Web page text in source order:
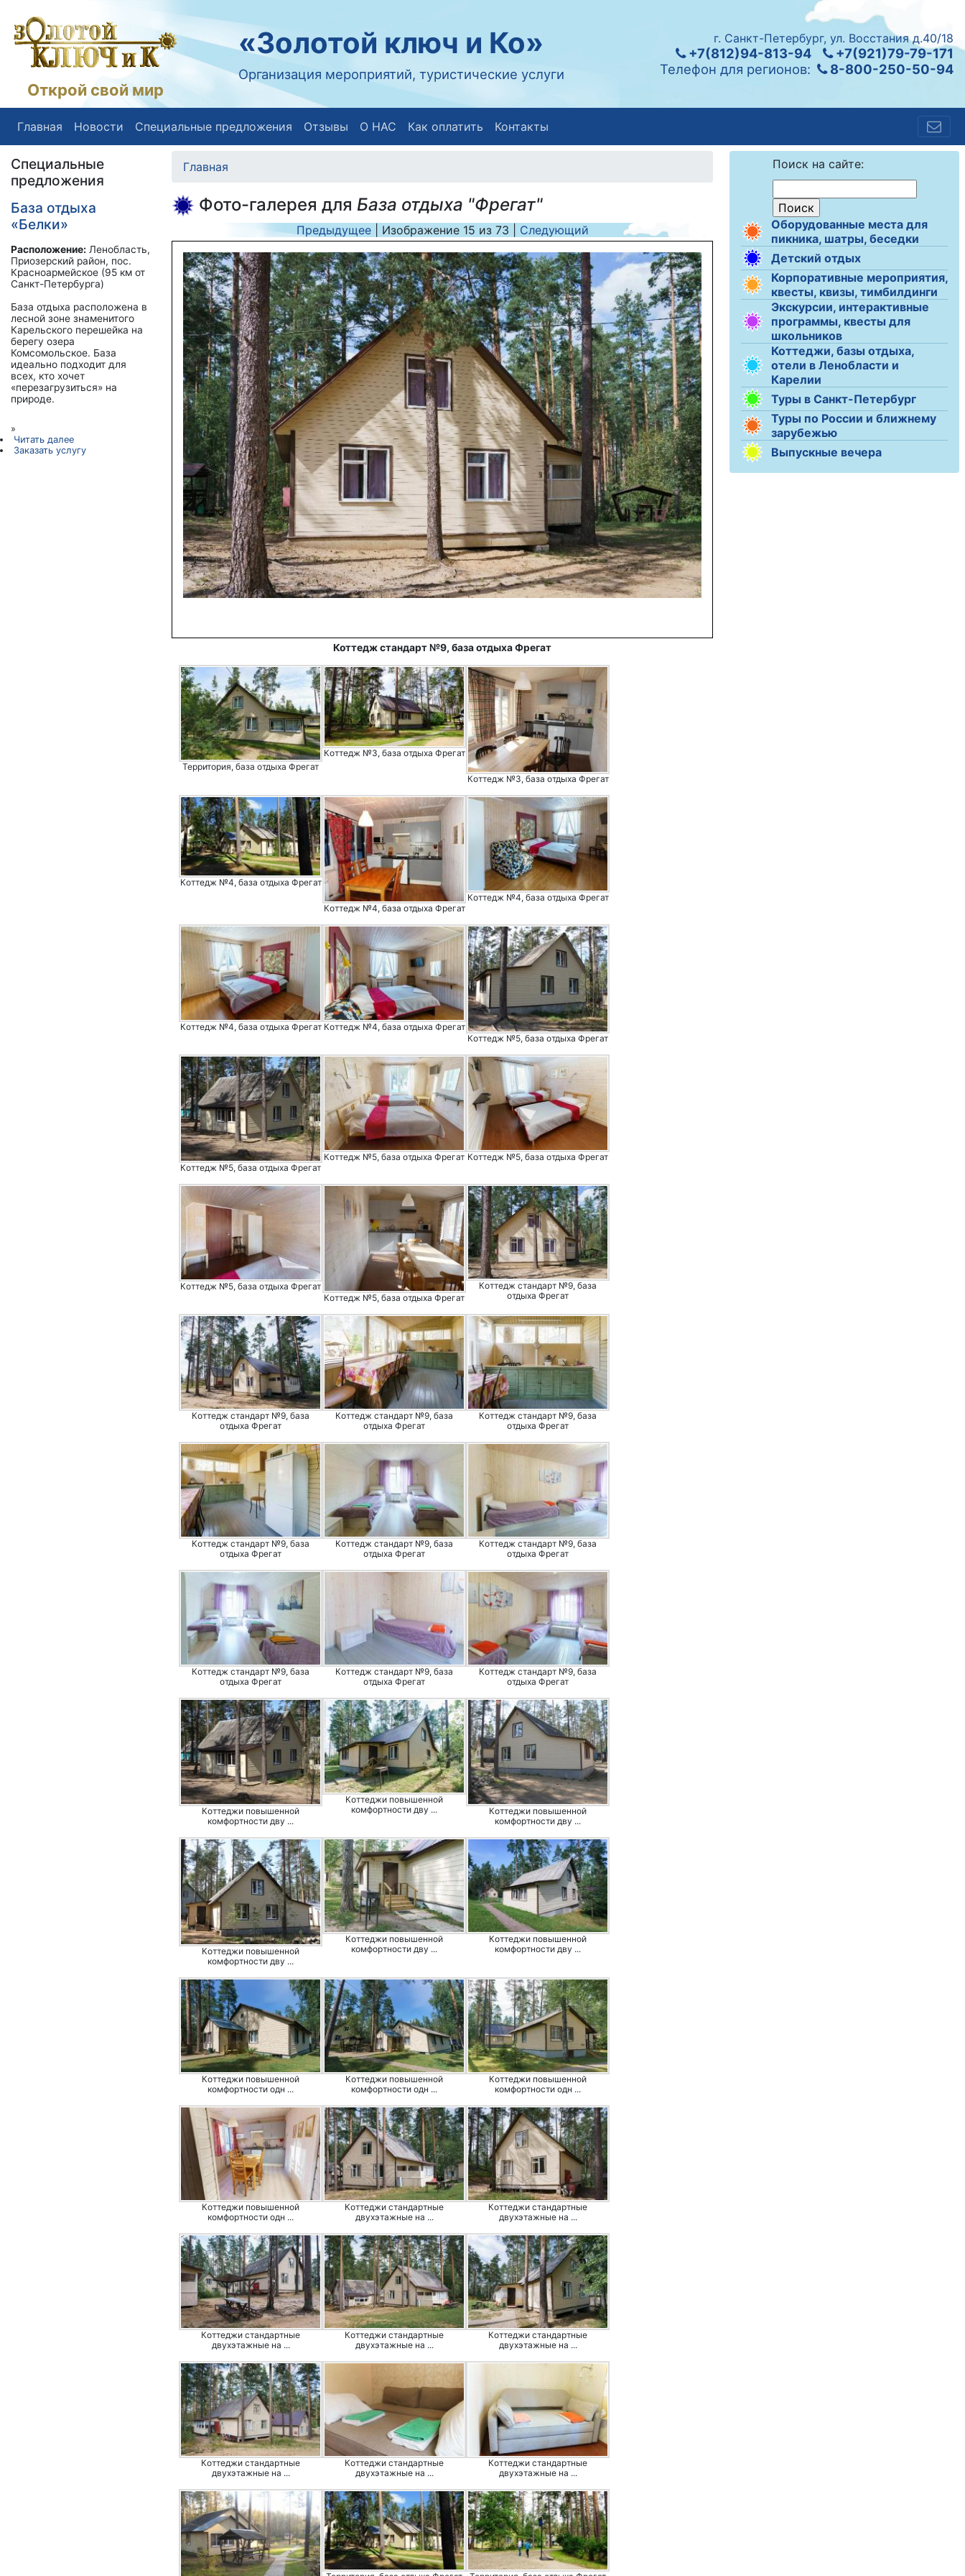
Открой свой мир
«Золотой ключ и Ко»
Организация мероприятий, туристические услуги
г. Санкт-Петербург, ул. Восстания д.40/18
+7(812)94-813-94
+7(921)79-79-171
Телефон для регионов:
8-800-250-50-94
Главная Новости Специальные предложения Отзывы О НАС Как оплатить Контакты
Поиск на сайте:
Оборудованные места для
пикника, шатры, беседки
Детский отдых
Корпоративные мероприятия,
квесты, квизы, тимбилдинги
Экскурсии, интерактивные
программы, квесты для
школьников
Коттеджи, базы отдыха,
отели в Ленобласти и
Карелии
Туры в Санкт-Петербург
Туры по России и ближнему
зарубежью
Выпускные вечера
Главная
Фото-галерея для База отдыха "Фрегат"
Предыдущее| Изображение 15 из 73 Следующий
Коттедж стандарт №9, база отдыха Фрегат
Территория, база отдыха Фрегат
Коттедж №3, база отдыха Фрегат
Коттедж №3, база отдыха Фрегат
Коттедж №4, база отдыха Фрегат
Коттедж №4, база отдыха Фрегат
Коттедж №4, база отдыха Фрегат
Коттедж №4, база отдыха Фрегат Коттедж №4, база отдыха Фрегат
Коттедж №5, база отдыха Фрегат
Коттедж №5, база отдыха Фрегат
Коттедж №5, база отдыха Фрегат Коттедж №5, база отдыха Фрегат
Коттедж №5, база отдыха Фрегат
Коттедж №5, база отдыха Фрегат
Коттедж стандарт №9, база
отдыха Фрегат
Коттедж стандарт №9, база
отдыха Фрегат
Коттедж стандарт №9, база
отдыха Фрегат
Коттедж стандарт №9, база
отдыха Фрегат
Коттедж стандарт №9, база
отдыха Фрегат
Коттедж стандарт №9, база
отдыха Фрегат
Коттедж стандарт №9, база
отдыха Фрегат
Коттедж стандарт №9, база
отдыха Фрегат
Коттедж стандарт №9, база
отдыха Фрегат
Коттедж стандарт №9, база
отдыха Фрегат
Коттеджи повышенной
комфортности дву ...
Коттеджи повышенной
комфортности дву ...
Коттеджи повышенной
комфортности дву ...
Коттеджи повышенной
комфортности дву ...
Коттеджи повышенной
комфортности дву ...
Коттеджи повышенной
комфортности дву ...
Коттеджи повышенной
комфортности одн ...
Коттеджи повышенной
комфортности одн ...
Коттеджи повышенной
комфортности одн ...
Коттеджи повышенной
комфортности одн ...
Коттеджи стандартные
двухэтажные на ...
Коттеджи стандартные
двухэтажные на ...
Коттеджи стандартные
двухэтажные на ...
Коттеджи стандартные
двухэтажные на ...
Коттеджи стандартные
двухэтажные на ...
Коттеджи стандартные
двухэтажные на ...
Коттеджи стандартные
двухэтажные на ...
Коттеджи стандартные
двухэтажные на ...
Специальные
предложения
База отдыха
«Белки»
Расположение: Ленобласть,
Приозерский район, пос.
Красноармейское (95 км от
Санкт-Петербурга)
База отдыха расположена в
лесной зоне знаменитого
Карельского перешейка на
берегу озера
Комсомольское. База
идеально подходит для
всех, кто хочет
«перезагрузиться» на
природе.
»
Читать далее
Заказать услугу